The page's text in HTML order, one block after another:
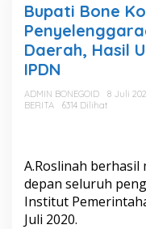
p
a
t
i
e
p
e
t
Bupati Bone
Daerah, Hasil
IPDN
ADMIN BONEGOID
8 Juli
BERITA
6314 Dilihat
A.Roslinah
depan seluruh
Institut
Juli 2020.